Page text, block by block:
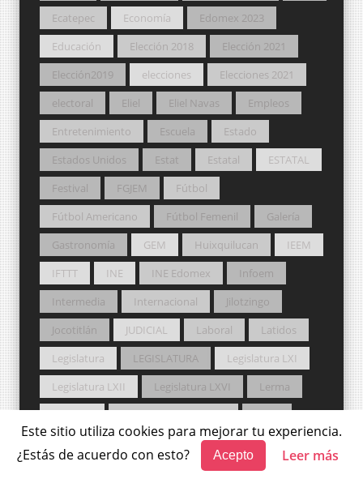
Este sitio utiliza cookies para mejorar tu experiencia.
¿Estás de acuerdo con esto?
Acepto Leer más
Ecatepec
Economía
Edomex 2023
Educación
Elección 2018
Elección 2021
Elección2019
elecciones
Elecciones 2021
electoral
Eliel Eliel Navas
Empleos
Entretenimiento
Escuela
Estado
Estados Unidos
Estat Estatal
ESTATAL
Festival
FGJEM
Fútbol
Fútbol Americano
Fútbol Femenil
Galería
Gastronomía
GEM Huixquilucan
IEEM
IFTTT
INE INE Edomex
Infoem
Intermedia
Internacional
Jilotzingo
Jocotitlán
JUDICIAL Laboral
Latidos
Legislatura
LEGISLATURA
Legislatura LXI
Legislatura LXII
Legislatura LXVI
Lerma
Libertad
Libertad de expresión
Local
Lucha Libre AAA
LXI Legislatura
Manuel Luna Marcapasos